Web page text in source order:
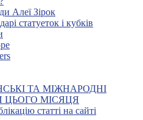
Алеї Зірок
статуеток і кубків
ТА МІЖНАРОДНІ
ЦЬОГО МІСЯЦЯ
статті на сайті